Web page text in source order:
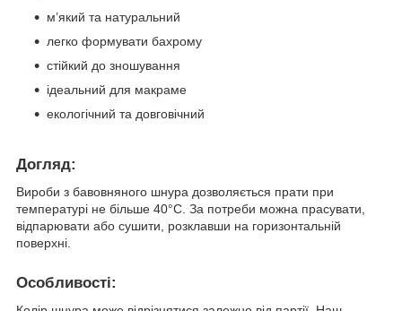
м’який та натуральний
легко формувати бахрому
стійкий до зношування
ідеальний для макраме
екологічний та довговічний
Догляд:
Вироби з бавовняного шнура дозволяється прати при
температурі не більше 40°С. За потреби можна прасувати,
відпарювати або сушити, розклавши на горизонтальній
поверхні.
Особливості: